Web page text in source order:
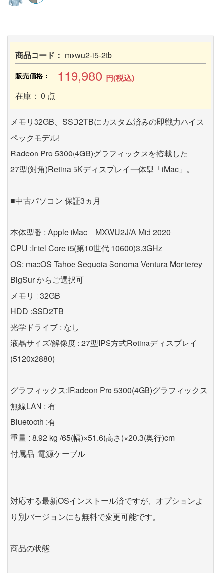
商品コード： mxwu2-i5-2tb
販売価格： 119,980 円(税込)
在庫： 0 点
メモリ32GB、SSD2TBにカスタム済みの即戦力ハイス
ペックモデル!
Radeon Pro 5300(4GB)グラフィックスを搭載した
27型(対角)Retina 5Kディスプレイ一体型「iMac」。
■中古パソコン 保証3ヵ月
本体型番 : Apple iMac MXWU2J/A Mid 2020
CPU :Intel Core i5(第10世代 10600)3.3GHz
OS: macOS Tahoe Sequoia Sonoma Ventura Monterey
BigSur からご選択可
メモリ : 32GB
HDD :SSD2TB
光学ドライブ : なし
液晶サイズ/解像度 : 27型IPS方式Retinaディスプレイ
(5120x2880)
グラフィックス:IRadeon Pro 5300(4GB)グラフィックス
無線LAN : 有
Bluetooth :有
重量 : 8.92 kg /65(幅)×51.6(高さ)×20.3(奥行)cm
付属品 :電源ケーブル
対応する最新OSインストール済ですが、オプションよ
り別バージョンにも無料で変更可能です。
商品の状態